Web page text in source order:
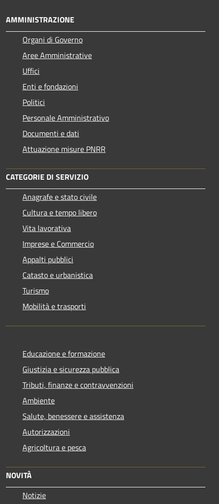
AMMINISTRAZIONE
Organi di Governo
Aree Amministrative
Uffici
Enti e fondazioni
Politici
Personale Amministrativo
Documenti e dati
Attuazione misure PNRR
CATEGORIE DI SERVIZIO
Anagrafe e stato civile
Cultura e tempo libero
Vita lavorativa
Imprese e Commercio
Appalti pubblici
Catasto e urbanistica
Turismo
Mobilità e trasporti
Educazione e formazione
Giustizia e sicurezza pubblica
Tributi, finanze e contravvenzioni
Ambiente
Salute, benessere e assistenza
Autorizzazioni
Agricoltura e pesca
NOVITÀ
Notizie